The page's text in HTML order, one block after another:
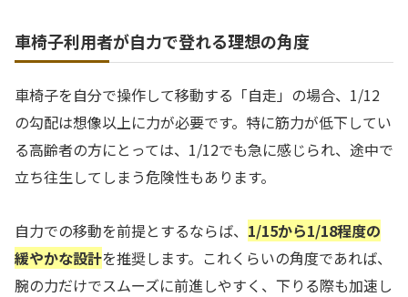
車椅子利用者が自力で登れる理想の角度
車椅子を自分で操作して移動する「自走」の場合、1/12
の勾配は想像以上に力が必要です。特に筋力が低下してい
る高齢者の方にとっては、1/12でも急に感じられ、途中で
立ち往生してしまう危険性もあります。
自力での移動を前提とするならば、 1/15から1/18程度の
緩やかな設計を推奨します。これくらいの角度であれば、
腕の力だけでスムーズに前進しやすく、下りる際も加速し